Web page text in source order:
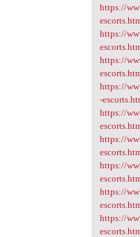
https://
https://
https://
https://
-
https://
https://
https://
https://
https://